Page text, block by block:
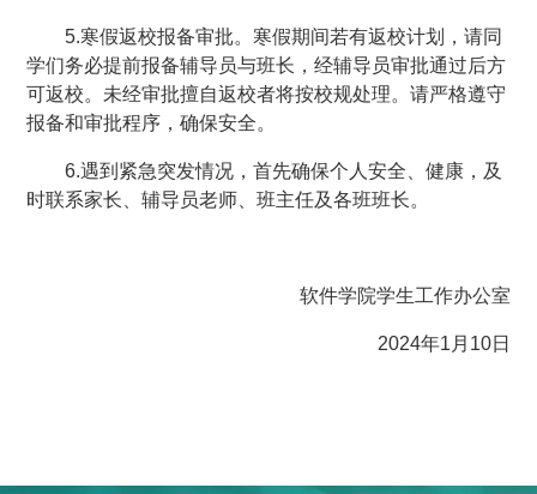
5.寒假返校报备审批。寒假期间若有返校计划，请同
学们务必提前报备辅导员与班长，经辅导员审批通过后方
可返校。未经审批擅自返校者将按校规处理。请严格遵守
报备和审批程序，确保安全。
6.遇到紧急突发情况，首先确保个人安全、健康，及
时联系家长、辅导员老师、班主任及各班班长。
软件学院学生工作办公室
2024年1月10日